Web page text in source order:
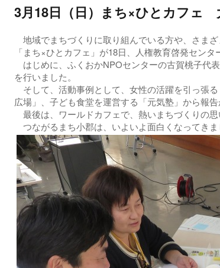
3月18日（日）まち×ひとカフェ
地域でまちづくりに取り組んでいる方や、さま
「まち×ひとカフェ」が18日、人権教育啓発センタ
はじめに、ふくおかNPOセンターの古賀桃子代
を行いました。
そして、活動事例として、女性の活躍を引っ張
広場」、子ども食堂を運営する「元気塾」から報告
最後は、ワールドカフェで、熱いまちづくりの思
つながるまち小郡は、いよいよ面白くなってきま